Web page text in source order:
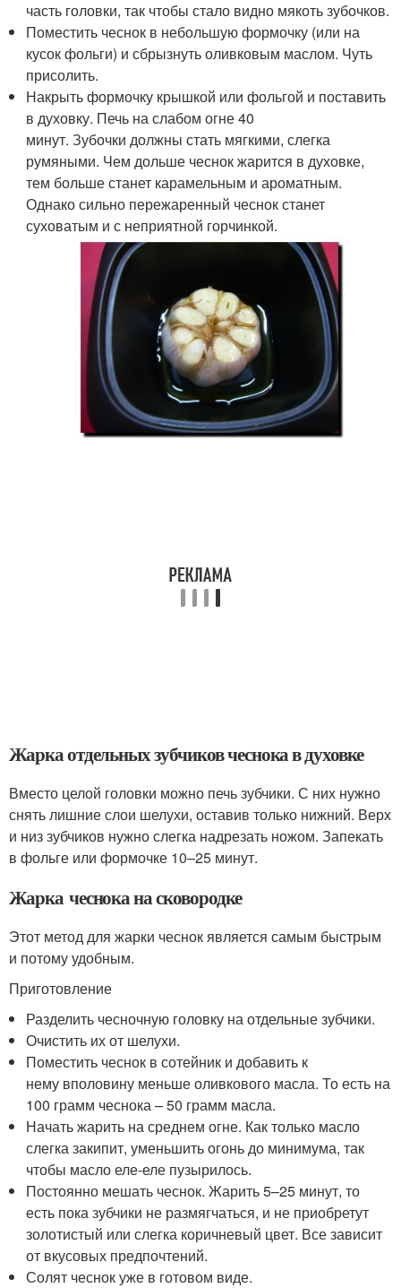
часть головки, так чтобы стало видно мякоть зубочков.
Поместить чеснок в небольшую формочку (или на
кусок фольги) и сбрызнуть оливковым маслом. Чуть
присолить.
Накрыть формочку крышкой или фольгой и поставить
в духовку. Печь на слабом огне 40
минут. Зубочки должны стать мягкими, слегка
румяными. Чем дольше чеснок жарится в духовке,
тем больше станет карамельным и ароматным.
Однако сильно пережаренный чеснок станет
суховатым и с неприятной горчинкой.
Жарка отдельных зубчиков чеснока в духовке
Вместо целой головки можно печь зубчики. С них нужно
снять лишние слои шелухи, оставив только нижний. Верх
и низ зубчиков нужно слегка надрезать ножом. Запекать
в фольге или формочке 10–25 минут.
Жарка чеснока на сковородке
Этот метод для жарки чеснок является самым быстрым
и потому удобным.
Приготовление
Разделить чесночную головку на отдельные зубчики.
Очистить их от шелухи.
Поместить чеснок в сотейник и добавить к
нему вполовину меньше оливкового масла. То есть на
100 грамм чеснока – 50 грамм масла.
Начать жарить на среднем огне. Как только масло
слегка закипит, уменьшить огонь до минимума, так
чтобы масло еле-еле пузырилось.
Постоянно мешать чеснок. Жарить 5–25 минут, то
есть пока зубчики не размягчаться, и не приобретут
золотистый или слегка коричневый цвет. Все зависит
от вкусовых предпочтений.
Солят чеснок уже в готовом виде.